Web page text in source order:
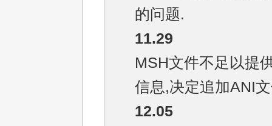
的问题.
11.29
MSH文件不足以提
信息,决定追加ANI
12.05